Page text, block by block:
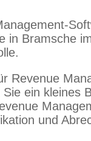
in Bramsche
Revenue
Sie ein kleines
und